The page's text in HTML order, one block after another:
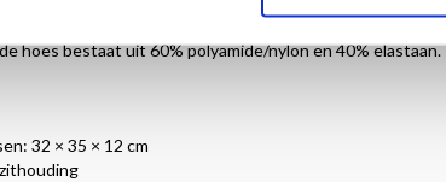
hoes bestaat uit 60% polyamide/nylon en 40% elastaan.
32 × 35 × 12 cm